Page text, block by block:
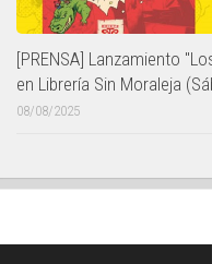
[PRENSA] Lanzamiento
en Librería Sin Moraleja
08/08/2025